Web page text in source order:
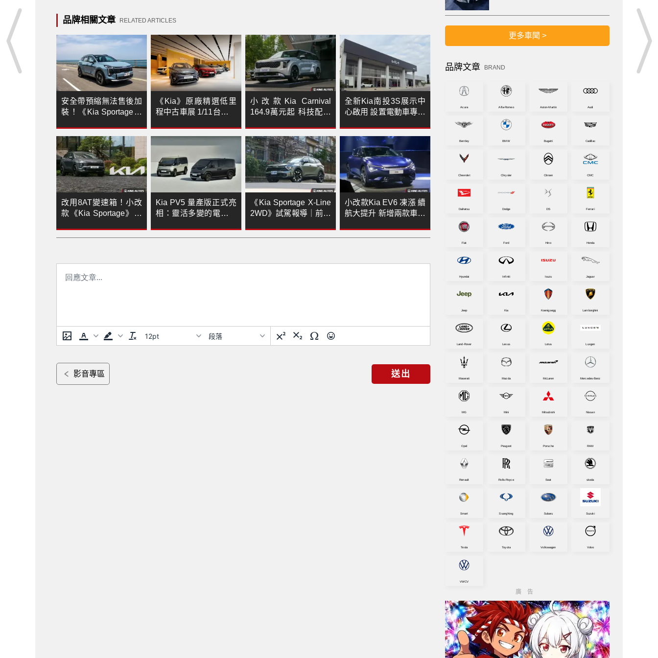
品牌相關文章 RELATED ARTICLES
安全帶預縮無法售後加
裝！《Kia Sportage》
《Kia》原廠精選低里
程中古車展 1/11台北旗
小改款Kia Carnival
164.9萬元起 科技配備
全新Kia南投3S展示中
心啟用 設置電動車專屬
改用8AT變速箱！小改
款《Kia Sportage》X-
Kia PV5 量產版正式亮
相：靈活多變的電動商
《Kia Sportage X-Line
2WD》試駕報導｜前衛
小改款Kia EV6 凍漲 續
航大提升 新增兩款車色
12pt 段落
影音專區 送出
更多車聞 >
品牌文章 BRAND
Acura Alfa-Romeo Aston-Martin Audi
Bentley BMW Bugatti Cadillac
Chevrolet Chrysler Citroen CMC
Daihatsu Dodge DS Ferrari
Fiat Ford Hino Honda
Hyundai Infiniti Isuzu Jaguar
Jeep Kia Koenigsegg Lamborghini
Land-Rover Lexus Lotus Luxgen
Maserati Mazda McLaren Mercedes-Benz
MG Mini Mitsubishi Nissan
Opel Peugeot Porsche RAM
Renault Rolls-Royce Seat skoda
Smart SsangYong Subaru Suzuki
Tesla Toyota Volkswagen Volvo
VWCV
廣告